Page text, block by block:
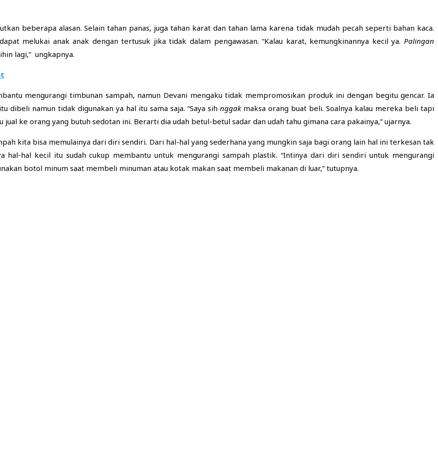
beberapa alasan. Selain tahan panas, juga tahan karat dan tahan lama karena tidak mudah pecah seperti bahan kaca.
melukai anak anak dengan tertusuk jika tidak dalam pengawasan. “Kalau karat, kemungkinannya kecil ya. Palingan
lagi,” ungkapnya.
mengurangi timbunan sampah, namun Devani mengaku tidak mempromosikan produk ini dengan begitu gencar. Ia
namun tidak digunakan ya hal itu sama saja. “Saya sih nggakmaksa orang buat beli. Soalnya kalau mereka beli tapi
ke orang yang butuh sedotan ini. Berarti dia udah betul-betul sadar dan udah tahu gimana cara pakainya,” ujarnya.
kita bisa memulainya dari diri sendiri. Dari hal-hal yang sederhana yang mungkin saja bagi orang lain hal ini terkesan tak
hal-hal kecil itu sudah cukup membantu untuk mengurangi sampah plastik. “Intinya dari diri sendiri untuk mengurangi
botol minum saat membeli minuman atau kotak makan saat membeli makanan di luar,” tutupnya.